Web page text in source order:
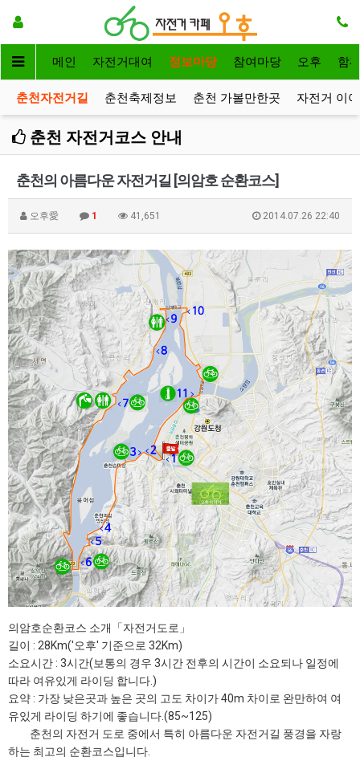
메인 자전거대여 정보마당 참여마당 오후 함
춘천자전거길 춘천축제정보 춘천 가볼만한곳 자전거 이
춘천 자전거코스 안내
춘천의 아름다운 자전거길 [의암호 순환코스]
오후愛 1 41,651 2014.07.26 22:40
의암호순환코스 소개「자전거도로」
길이 : 28Km('오후' 기준으로 32Km)
소요시간 : 3시간(보통의 경우 3시간 전후의 시간이 소요되나 일정에
따라 여유있게 라이딩 합니다.)
요약 : 가장 낮은곳과 높은 곳의 고도 차이가 40m 차이로 완만하여 여
유있게 라이딩 하기에 좋습니다.(85~125)
춘천의 자전거 도로 중에서 특히 아름다운 자전거길 풍경을 자랑
하는 최고의 순환코스입니다.